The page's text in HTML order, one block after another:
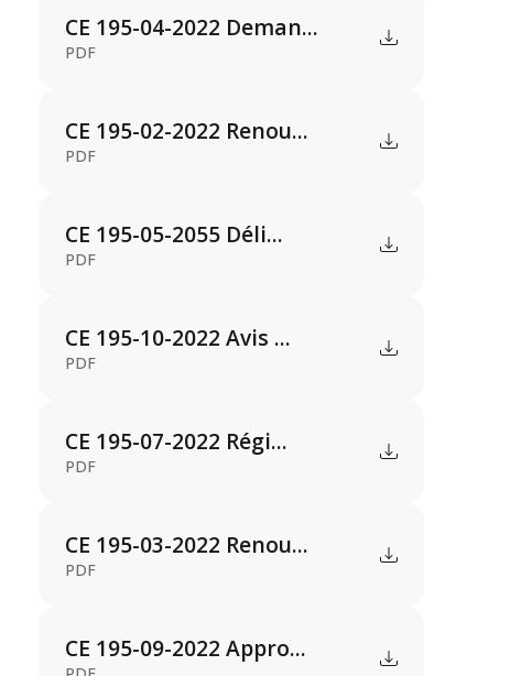
CE 195-04-2022 Deman...
PDF
CE 195-02-2022 Renou...
PDF
CE 195-05-2055 Déli...
PDF
CE 195-10-2022 Avis ...
PDF
CE 195-07-2022 Régi...
PDF
CE 195-03-2022 Renou...
PDF
CE 195-09-2022 Appro...